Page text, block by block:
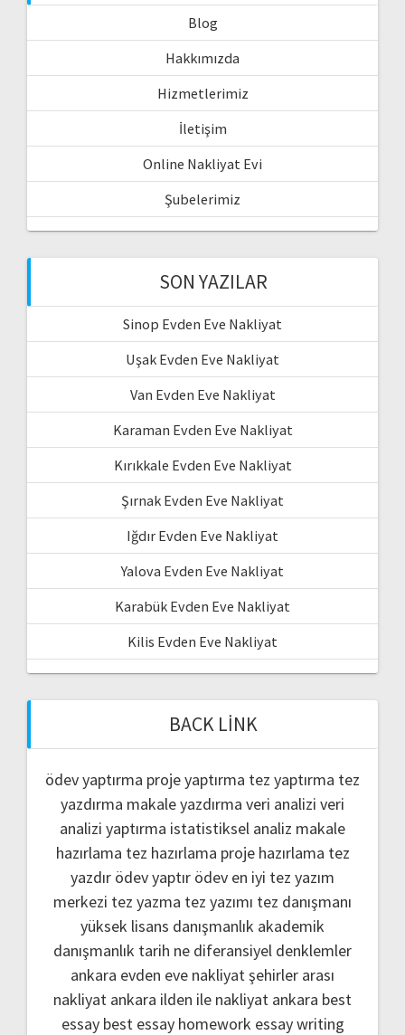
Blog
Hakkımızda
Hizmetlerimiz
İletişim
Online Nakliyat Evi
Şubelerimiz
SON YAZILAR
Sinop Evden Eve Nakliyat
Uşak Evden Eve Nakliyat
Van Evden Eve Nakliyat
Karaman Evden Eve Nakliyat
Kırıkkale Evden Eve Nakliyat
Şırnak Evden Eve Nakliyat
Iğdır Evden Eve Nakliyat
Yalova Evden Eve Nakliyat
Karabük Evden Eve Nakliyat
Kilis Evden Eve Nakliyat
BACK LINK
ödev yaptırma proje yaptırma tez yaptırma tez
yazdırma makale yazdırma veri analizi veri
analizi yaptırma istatistiksel analiz makale
hazırlama tez hazırlama proje hazırlama tez
yazdır ödev yaptır ödev en iyi tez yazım
merkezi tez yazma tez yazımı tez danışmanı
yüksek lisans danışmanlık akademik
danışmanlık tarih ne diferansiyel denklemler
ankara evden eve nakliyat şehirler arası
nakliyat ankara ilden ile nakliyat ankara best
essay best essay homework essay writing